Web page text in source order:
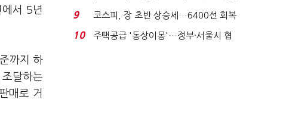
서 5년
까지 하
달하는
매로 거
격…추미애, 20년...
9
코스피, 장 초반 상승세…6400선 회복
시도
10
주택공급 '동상이몽'…정부·서울시 협